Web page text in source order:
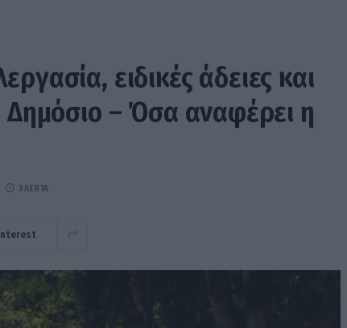
ειδικές άδειες και
Δημόσιο – Όσα αναφέρει η
3 ΛΕΠΤΆ